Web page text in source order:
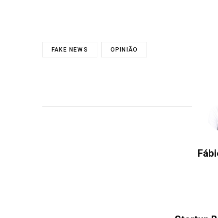
FAKE NEWS OPINIÃO